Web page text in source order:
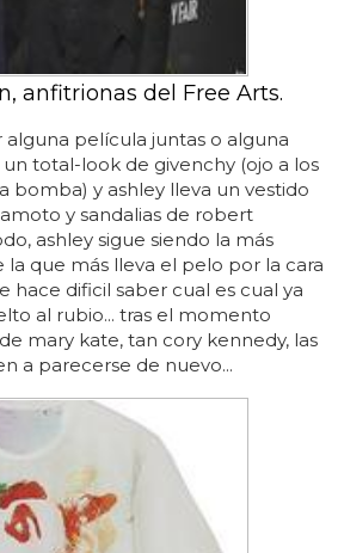
anfitrionas del Free Arts.
alguna película juntas o alguna
total-look de givenchy (ojo a los
bomba) y ashley lleva un vestido
y sandalias de robert
ashley sigue siendo la más
la que más lleva el pelo por la cara
hace dificil saber cual es cual ya
al rubio... tras el momento
mary kate, tan cory kennedy, las
a parecerse de nuevo...